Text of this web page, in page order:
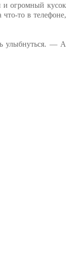
и огромный кусок
то в телефоне,
улыбнуться. — А